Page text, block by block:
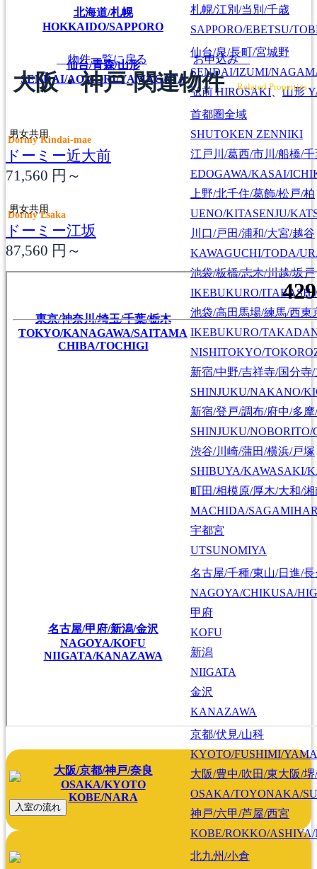
北海道/札幌
HOKKAIDO/SAPPORO
札幌/江別/当別/千歳
SAPPORO/EBETSU/
仙台/青森/山形
SENDAI/AOMORI/YAMAGATA
仙台/泉/長町/宮城野
SENDAI/IZUMI/
弘前HIROSAKI、山形
東京/神奈川/埼玉/千葉/栃木
TOKYO/KANAGAWA/SAITAMA
CHIBA/TOCHIGI
首都圏全域
SHUTOKEN ZENNIKI
江戸川/葛西/市川/船橋/千
EDOGAWA/KASAI/
上野/北千住/葛飾/松戸/柏
UENO/KITASENJU/
川口/戸田/浦和/大宮/越谷
KAWAGUCHI/TODA/
池袋/板橋/志木/川越/坂戸
IKEBUKURO/
池袋/高田馬場/練馬/西東
IKEBUKURO/
NISHITOKYO/
新宿/中野/吉祥寺/国分寺
SHINJUKU/NAKANO/
新宿/登戸/調布/府中/多
SHINJUKU/
渋谷/川崎/蒲田/横浜/戸塚
SHIBUYA/KAWASAKI/
町田/相模原/厚木/大和/湘
MACHIDA/
宇都宮
UTSUNOMIYA
名古屋/甲府/新潟/金沢
NAGOYA/KOFU
NIIGATA/KANAZAWA
名古屋/千種/東山/日進/
NAGOYA/CHIKUSA/
甲府
KOFU
新潟
NIIGATA
金沢
KANAZAWA
大阪/京都/神戸/奈良
OSAKA/KYOTO
KOBE/NARA
京都/伏見/山科
KYOTO/FUSHIMI/
大阪/豊中/吹田/東大阪/
OSAKA/TOYONAKA/
神戸/六甲/芦屋/西宮
KOBE/ROKKO/
北九州/小倉
物件一覧に戻る お申込み
大阪・神戸-関連物件 Related Properties
男女共用
Dormy Kindai-mae
ドーミー近大前
71,560 円～
男女共用
Dormy Esaka
ドーミー江坂
87,560 円～
入室の流れ